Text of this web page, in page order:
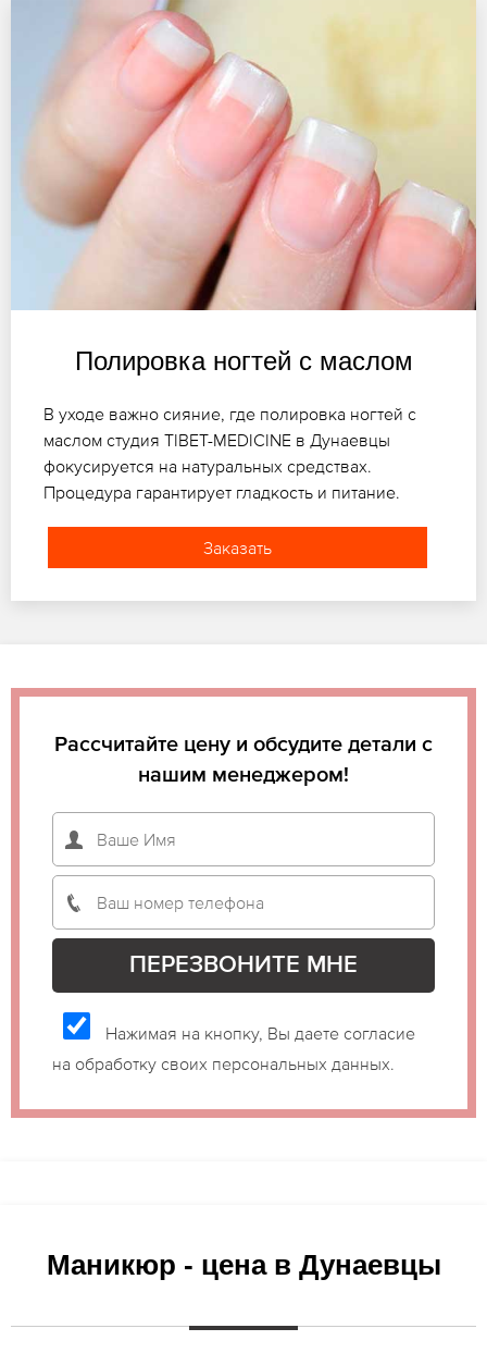
Полировка ногтей с маслом
В уходе важно сияние, где полировка ногтей с
маслом студия TIBET-MEDICINE в Дунаевцы
фокусируется на натуральных средствах.
Процедура гарантирует гладкость и питание.
Заказать
Рассчитайте цену и обсудите детали с
нашим менеджером!
Нажимая на кнопку, Вы даете согласие
на обработку своих персональных данных.
Маникюр - цена в Дунаевцы